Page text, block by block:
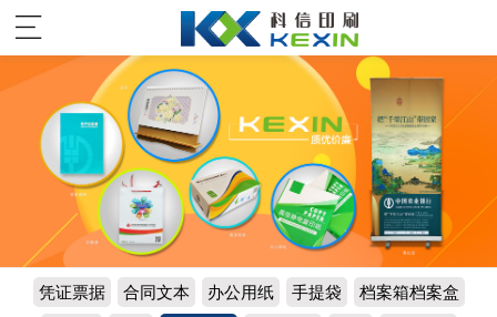
凭证票据 合同文本 办公用纸 手提袋
档案箱档案盒